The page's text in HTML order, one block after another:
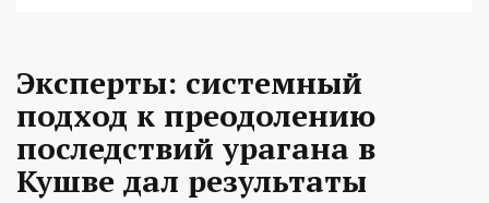
Эксперты: системный
подход к преодолению
последствий урагана в
Кушве дал результаты